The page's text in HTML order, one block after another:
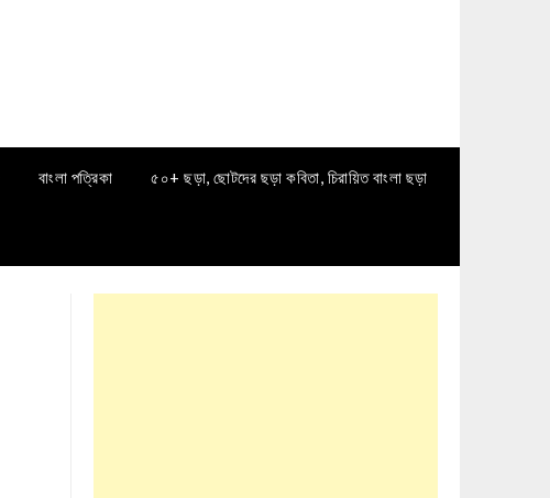
বাংলা পত্রিকা ৫০+ ছড়া, ছোটদের ছড়া কবিতা, চিরায়িত বাংলা ছড়া